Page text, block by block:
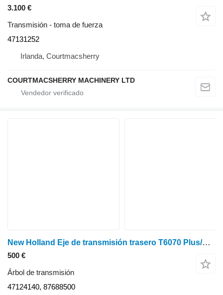
3.100 €
Transmisión - toma de fuerza
47131252
Irlanda, Courtmacsherry
COURTMACSHERRY MACHINERY LTD
New Holland Eje de transmisión trasero T6070 Plus/Elite 47124140, 87688500 árbol de transmisión para tractor de ruedas
500 €
Árbol de transmisión
47124140, 87688500